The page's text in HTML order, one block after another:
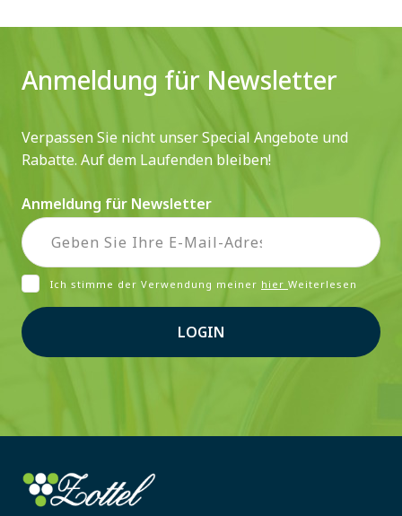
Anmeldung für Newsletter
Verpassen Sie nicht unser Special Angebote und
Rabatte. Auf dem Laufenden bleiben!
Anmeldung für Newsletter
Ich stimme der Verwendung meiner hier Weiterlesen
LOGIN